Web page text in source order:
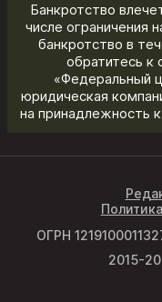
Банкротство
числе ограничения
банкротство в
обратитесь
«Федеральный
юридическая
на принадлежность
ОГРН
2015-